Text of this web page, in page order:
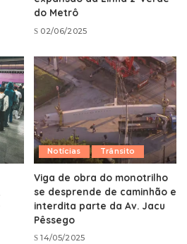
do Metrô
02/06/2025
Notícias Trânsito
Viga de obra do monotrilho
se desprende de caminhão e
interdita parte da Av. Jacu
Pêssego
14/05/2025